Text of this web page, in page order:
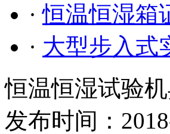
·恒温恒湿箱
· 大型步入式
恒温恒湿试验
发布时间：